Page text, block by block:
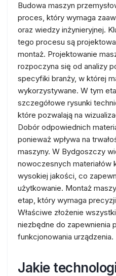
Budowa maszyn
proces, który wymaga
oraz wiedzy inżynieryjnej.
tego procesu są
montaż. Projektowanie
rozpoczyna się od analizy
specyfiki branży, w której
wykorzystywane. W tym
szczegółowe rysunki
które pozwalają na
Dobór odpowiednich
ponieważ wpływa na
maszyny. W Bydgoszczy
nowoczesnych materiałów
wysokiej jakości, co
użytkowanie. Montaż
etap, który wymaga
Właściwe złożenie
niezbędne do zapewnienia
funkcjonowania urządzenia.
Jakie